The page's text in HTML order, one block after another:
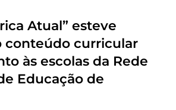
Atual” esteve
conteúdo curricular
às escolas da Rede
Educação de